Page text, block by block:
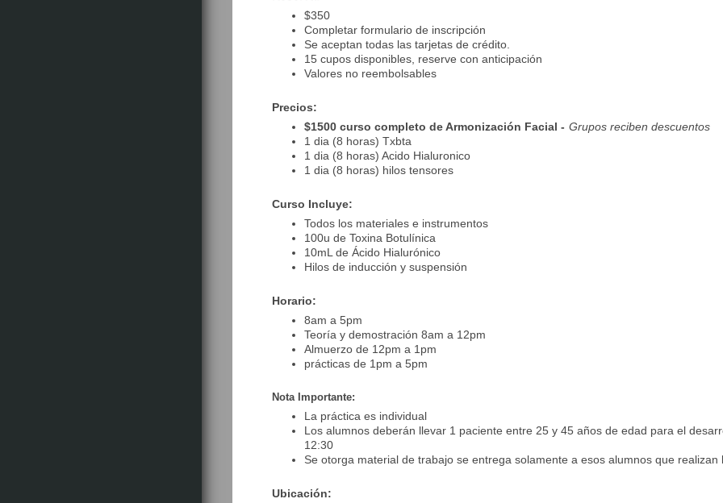
$350
Completar formulario de inscripción
Se aceptan todas las tarjetas de crédito.
15 cupos disponibles, reserve con anticipación
Valores no reembolsables
Precios:
$1500 curso completo de Armonización Facial - Grupos reciben descuentos
1 dia (8 horas) Txbta
1 dia (8 horas) Acido Hialuronico
1 dia (8 horas) hilos tensores
Curso Incluye:
Todos los materiales e instrumentos
100u de Toxina Botulínica
10mL de Ácido Hialurónico
Hilos de inducción y suspensión
Horario:
8am a 5pm
Teoría y demostración 8am a 12pm
Almuerzo de 12pm a 1pm
prácticas de 1pm a 5pm
Nota Importante:
La práctica es individual
Los alumnos deberán llevar 1 paciente entre 25 y 45 años de edad para el
12:30
Se otorga material de trabajo se entrega solamente a esos alumnos que realizan
Ubicación: